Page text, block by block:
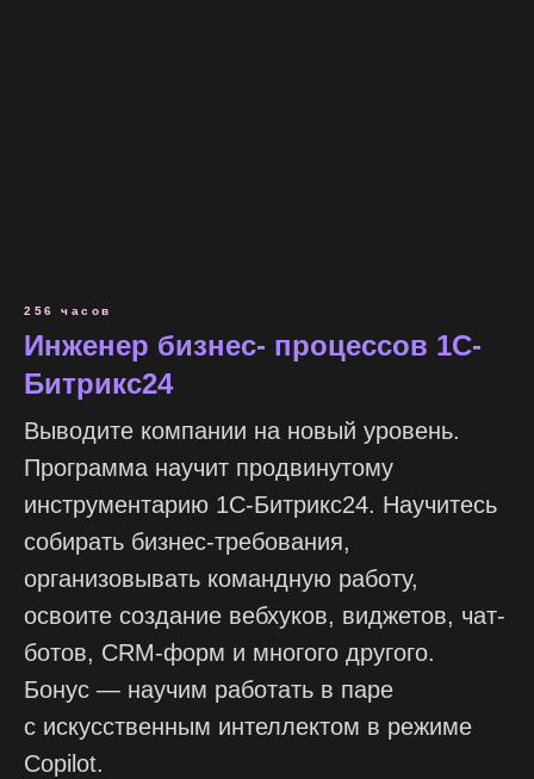
256 часов
Инженер бизнес- процессов 1С-
Битрикс24
Выводите компании на новый уровень.
Программа научит продвинутому
инструментарию 1С-Битрикс24. Научитесь
собирать бизнес-требования,
организовывать командную работу,
освоите создание вебхуков, виджетов, чат-
ботов, CRM-форм и многого другого.
Бонус — научим работать в паре
с искусственным интеллектом в режиме
Copilot.